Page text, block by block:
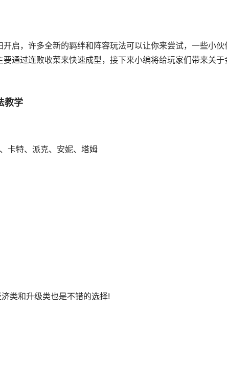
启，许多全新的羁绊和阵容玩法可以让你来尝试，一些小伙
通过连败收菜来快速成型，接下来小编将给玩家们带来关于
教学
卡特、派克、安妮、塔姆
类和升级类也是不错的选择!